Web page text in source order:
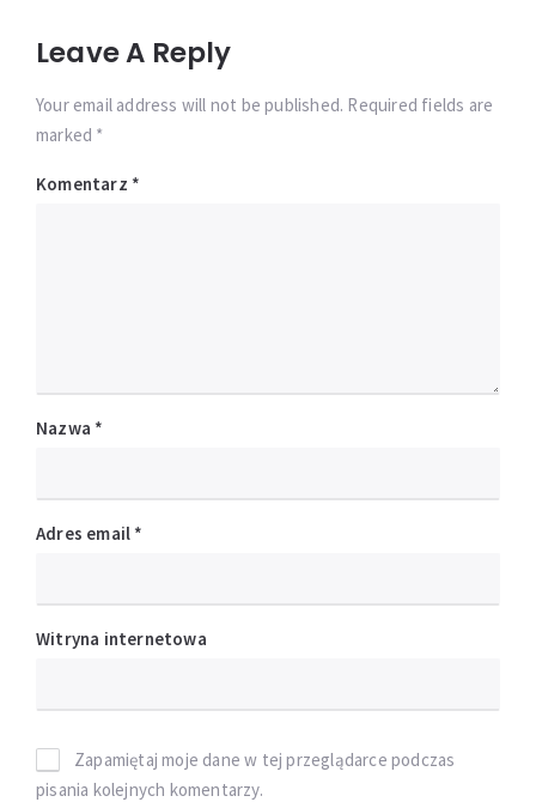
Leave A Reply
Your email address will not be published. Required fields are
marked *
Komentarz *
Nazwa *
Adres email *
Witryna internetowa
Zapamiętaj moje dane w tej przeglądarce podczas
pisania kolejnych komentarzy.